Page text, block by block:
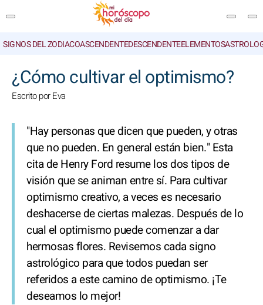
SIGNOS DEL ZODIACOASCENDENTEDESCENDENTEELEMENTOS
¿Cómo cultivar el optimismo?
Escrito por Eva
"Hay personas que dicen que pueden, y otras
que no pueden. En general están bien." Esta
cita de Henry Ford resume los dos tipos de
visión que se animan entre sí. Para cultivar
optimismo creativo, a veces es necesario
deshacerse de ciertas malezas. Después de lo
cual el optimismo puede comenzar a dar
hermosas flores. Revisemos cada signo
astrológico para que todos puedan ser
referidos a este camino de optimismo. ¡Te
deseamos lo mejor!